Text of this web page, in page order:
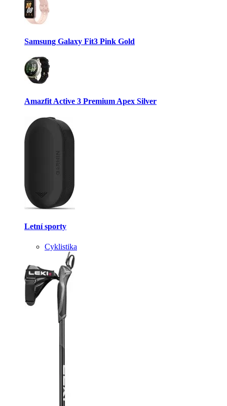
Samsung Galaxy Fit3 Pink Gold
Amazfit Active 3 Premium Apex Silver
Letní sporty
Cyklistika